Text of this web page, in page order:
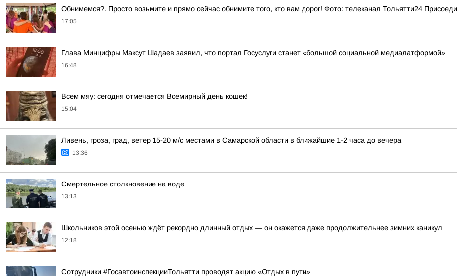
Обнимемся?. Просто возьмите и прямо сейчас обнимите того, кто вам дорог! Фото: телеканал Тольятти24
17:05
Глава Минцифры Максут Шадаев заявил, что портал Госуслуги станет «большой социальной медиалатформой»
16:48
Всем мяу: сегодня отмечается Всемирный день кошек!
15:04
Ливень, гроза, град, ветер 15-20 м/с местами в Самарской области в ближайшие 1-2 часа до вечера
13:36
Смертельное столкновение на воде
13:13
Школьников этой осенью ждёт рекордно длинный отдых — он окажется даже продолжительнее зимних каникул
12:18
Сотрудники #ГосавтоинспекцииТольятти проводят акцию «Отдых в пути»